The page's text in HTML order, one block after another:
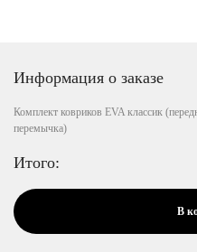
Информация о заказе
Комплект ковриков EVA классик
перемычка)
Итого:
В